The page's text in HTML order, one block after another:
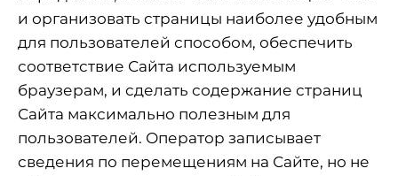
и организовать страницы наиболее удобным
для пользователей способом, обеспечить
соответствие Сайта используемым
браузерам, и сделать содержание страниц
Сайта максимально полезным для
пользователей. Оператор записывает
сведения по перемещениям на Сайте, но не